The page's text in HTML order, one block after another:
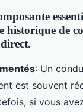
de
: Un
est souvent
si vous